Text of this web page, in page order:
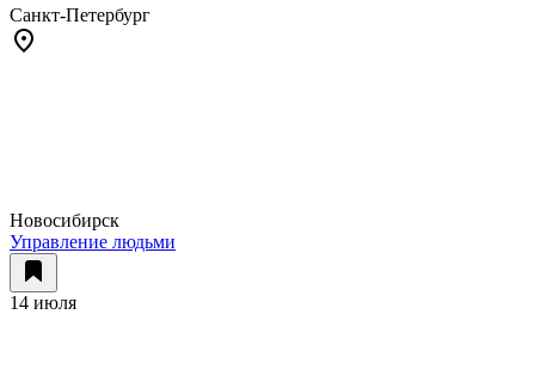
Санкт-Петербург
Новосибирск
Управление людьми
14 июля